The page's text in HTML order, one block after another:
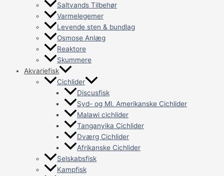
Saltvands Tilbehør
Varmelegemer
Levende sten & bundlag
Osmose Anlæg
Reaktore
Skummere
Akvariefisk
Cichlider
Discusfisk
Syd- og Ml. Amerikanske Cichlider
Malawi cichlider
Tanganyika Cichlider
Dværg Cichlider
Afrikanske Cichlider
Selskabsfisk
Kampfisk